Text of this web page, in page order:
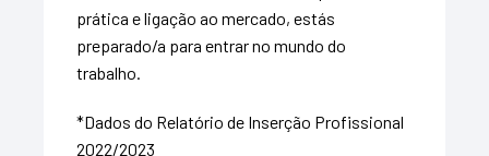
prática e ligação ao mercado, estás
preparado/a para entrar no mundo do
trabalho.
*Dados do Relatório de Inserção Profissional
2022/2023